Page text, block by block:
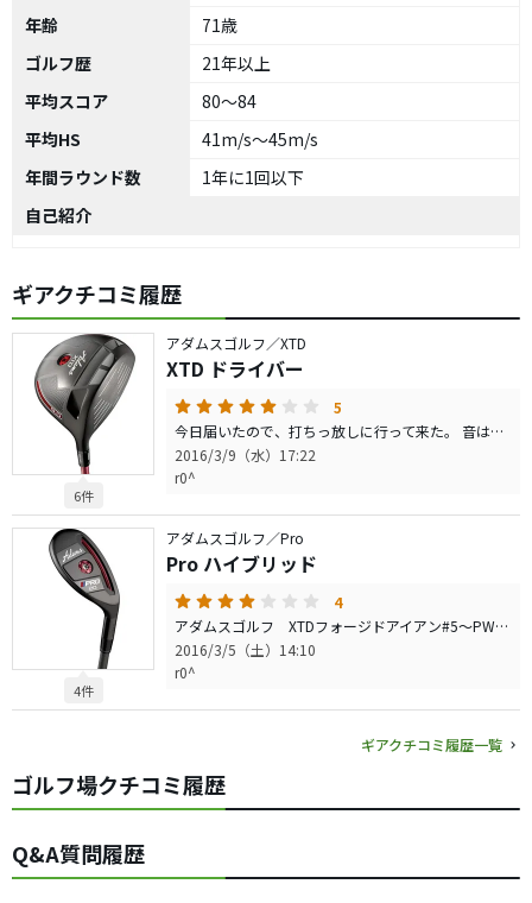
年齢
71歳
ゴルフ歴
21年以上
平均スコア
80～84
平均HS
41m/s～45m/s
年間ラウンド数
1年に1回以下
自己紹介
ギアクチコミ履歴
6件
アダムスゴルフ／XTD
XTD ドライバー
5
今日届いたので、打ちっ放しに行って来た。 音は良いとは言えないが、喧しい訳でもない。 左に行き辛い、というよりも右にばかり行く。 3度アップライトにして、やっと真っ直ぐ。 飛距離はしっかり振ると、中高弾道で200ヤード先のネットの中段。 軽く振ると、中弾道キャリー190ヤードで棒球、ランが出そうな球。 軽く振る方が安定する感じ。 純正シャフトは粘り系で弾き感は少ない。 もう少し練習してから本番投入。 期待してます。
2016/3/9（水）17:22
r0^
4件
アダムスゴルフ／Pro
Pro ハイブリッド
4
アダムスゴルフ XTDフォージドアイアン#5〜PW購入に合わせ、＃３＃４アイアンの代替えとして20 23 26 を購入。 飛距離が出ます。 アップライト過ぎで少し構えずらいが、変に捕まえようとせず、軽くスウィングすると高弾道で飛んでゆきます。 特売品で安かったけど、十分使えます。 ＃５アイアンを抜いて、26を入れています。 UTって、こんなに楽だったのかと、驚愕。
2016/3/5（土）14:10
r0^
ギアクチコミ履歴一覧
ゴルフ場クチコミ履歴
Q&A質問履歴